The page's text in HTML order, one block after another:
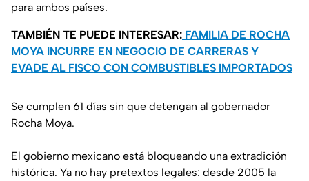
para ambos países.
TAMBIÉN TE PUEDE INTERESAR: FAMILIA DE ROCHA
MOYA INCURRE EN NEGOCIO DE CARRERAS Y
EVADE AL FISCO CON COMBUSTIBLES IMPORTADOS
Se cumplen 61 días sin que detengan al gobernador
Rocha Moya.
El gobierno mexicano está bloqueando una extradición
histórica. Ya no hay pretextos legales: desde 2005 la